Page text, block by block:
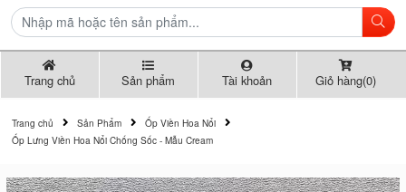
Trang chủ Sản phẩm Tài khoản Giỏ hàng(0)
Trang chủ Sản Phẩm
Ốp Viền Hoa Nổi
Ốp Lưng Viền Hoa Nổi Chống Sốc - Mẫu Cream